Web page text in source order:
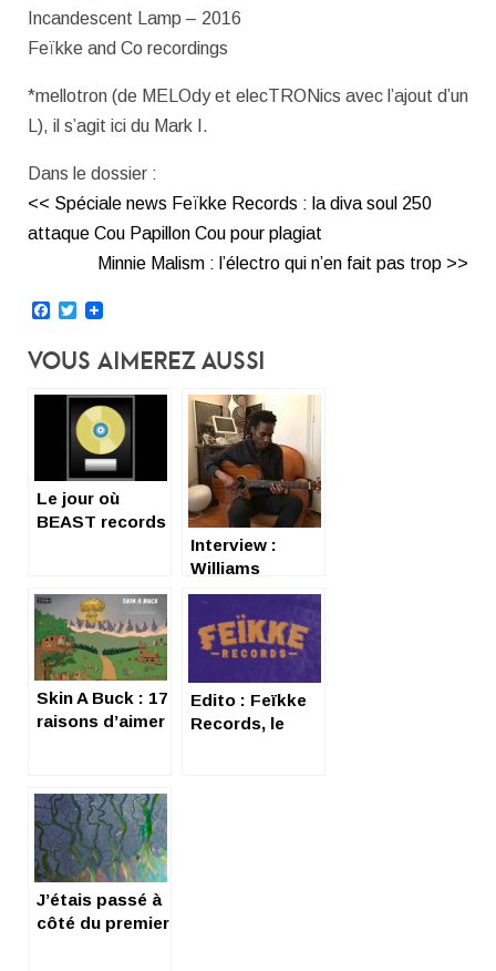
Incandescent Lamp – 2016
Feïkke and Co recordings
*mellotron (de MELOdy et elecTRONics avec l’ajout d’un
L), il s’agit ici du Mark I.
Dans le dossier :
<< Spéciale news Feïkke Records : la diva soul 250
attaque Cou Papillon Cou pour plagiat
Minnie Malism : l’électro qui n’en fait pas trop >>
Facebook
Twitter
Vous Aimerez Aussi
Le jour où
BEAST records
Interview :
Williams
Brutus, pour
son premier
album L’Estère
Skin A Buck : 17
raisons d’aimer
Edito : Feïkke
Records, le
J’étais passé à
côté du premier